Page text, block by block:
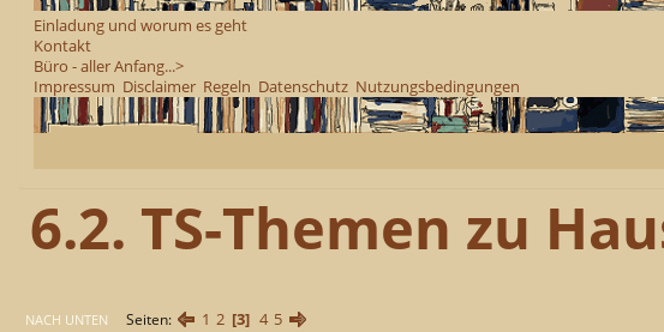
Einladung und worum es geht
Kontakt
Büro - aller Anfang...>
Impressum Disclaimer Regeln Datenschutz Nutzungsbedingungen
6.2. TS-Themen zu
NACH UNTEN Seiten 1 2 3 4 5